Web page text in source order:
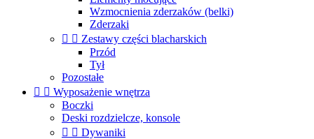
Wzmocnienia zderzaków (belki)
Zderzaki
  Zestawy części blacharskich
Przód
Tył
Pozostałe
  Wyposażenie wnętrza
Boczki
Deski rozdzielcze, konsole
  Dywaniki